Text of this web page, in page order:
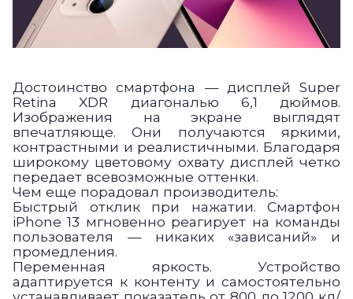
Достоинство смартфона — дисплей Super
Retina XDR диагональю 6,1 дюймов.
Изображения на экране выглядят
впечатляюще. Они получаются яркими,
контрастными и реалистичными. Благодаря
широкому цветовому охвату дисплей четко
передает всевозможные оттенки.
Чем еще порадовал производитель:
Быстрый отклик при нажатии.
Смартфон
iPhone 13 мгновенно реагирует на команды
пользователя — никаких «зависаний» и
промедления.
Переменная яркость. Устройство
адаптируется к контенту и самостоятельно